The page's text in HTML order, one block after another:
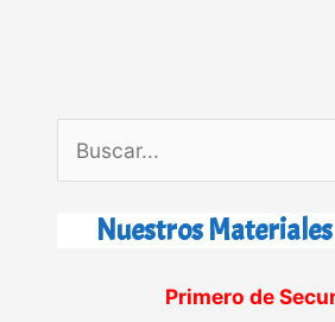
u
Nuestros
Primero de